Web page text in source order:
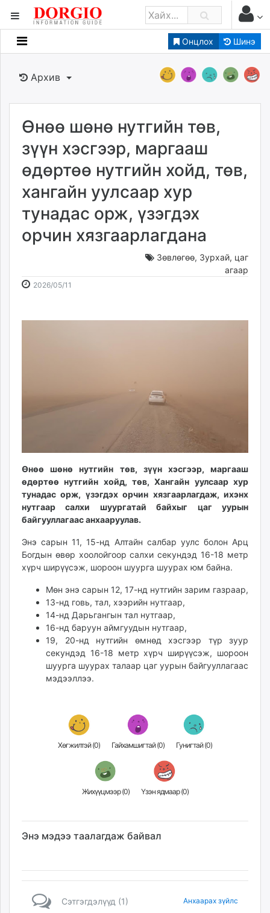
Онцлох Шинэ
Мэдээллийн
Банк санхүү
Бизнес ААН
Төрийн
dorgio.mn
Gogo.mn
news.mn
zindaa.mn
ikon.mn
urlag.mn
unen.mn
asu.mn
shudarga.mn
unuudur.mn
isee.mn
itoim.mn
tumen.mn
shuum.mn
times.mn
tvmongolia.mn
Архив
Өнөө шөнө нутгийн төв,
зүүн хэсгээр, маргааш
өдөртөө нутгийн хойд, төв,
хангайн уулсаар хур
тунадас орж, үзэгдэх
орчин хязгаарлагдана
Зөвлөгөө, Зурхай, цаг
агаар
2026/05/11
Өнөө шөнө нутгийн төв, зүүн хэсгээр, маргааш
өдөртөө нутгийн хойд, төв, Хангайн уулсаар хур
тунадас орж, үзэгдэх орчин хязгаарлагдаж, ихэнх
нутгаар салхи шуургатай байхыг цаг уурын
байгууллагаас анхааруулав.
Энэ сарын 11, 15-нд Алтайн салбар уулс болон Арц
Богдын өвөр хоолойгоор салхи секундэд 16-18 метр
хүрч ширүүсэж, шороон шуурга шуурах юм байна.
Мөн энэ сарын 12, 17-нд нутгийн зарим газраар,
13-нд говь, тал, хээрийн нутгаар,
14-нд Дарьгангын тал нутгаар,
16-нд баруун аймгуудын нутгаар,
19, 20-нд нутгийн өмнөд хэсгээр түр зуур
секундэд 16-18 метр хүрч ширүүсэж, шороон
шуурга шуурах талаар цаг уурын байгууллагаас
мэдээллээ.
Хөгжилтэй (0) Гайхамшигтай (0) Гунигтай (0)
Жихүүцмээр (0) Үзэн ядмаар (0)
Энэ мэдээ таалагдаж байвал
Сэтгэгдэлүүд (1) Анхаарах зүйлс